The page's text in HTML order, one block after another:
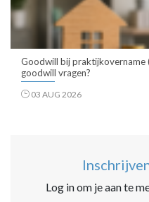
Goodwill bij praktijkovername
goodwill vragen?
03 AUG 2026
Log in om je aan te